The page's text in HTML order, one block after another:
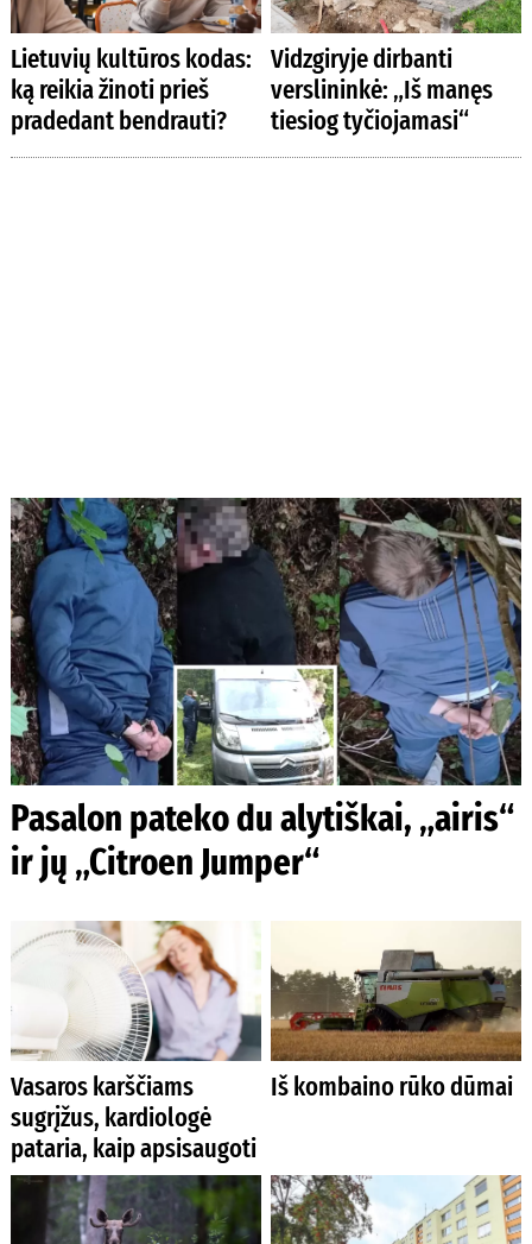
Lietuvių kultūros kodas:
ką reikia žinoti prieš
pradedant bendrauti?
Vidzgiryje dirbanti
verslininkė: „Iš manęs
tiesiog tyčiojamasi“
Pasalon pateko du alytiškai, „airis“
ir jų „Citroen Jumper“
Vasaros karščiams
sugrįžus, kardiologė
pataria, kaip apsisaugoti
Iš kombaino rūko dūmai